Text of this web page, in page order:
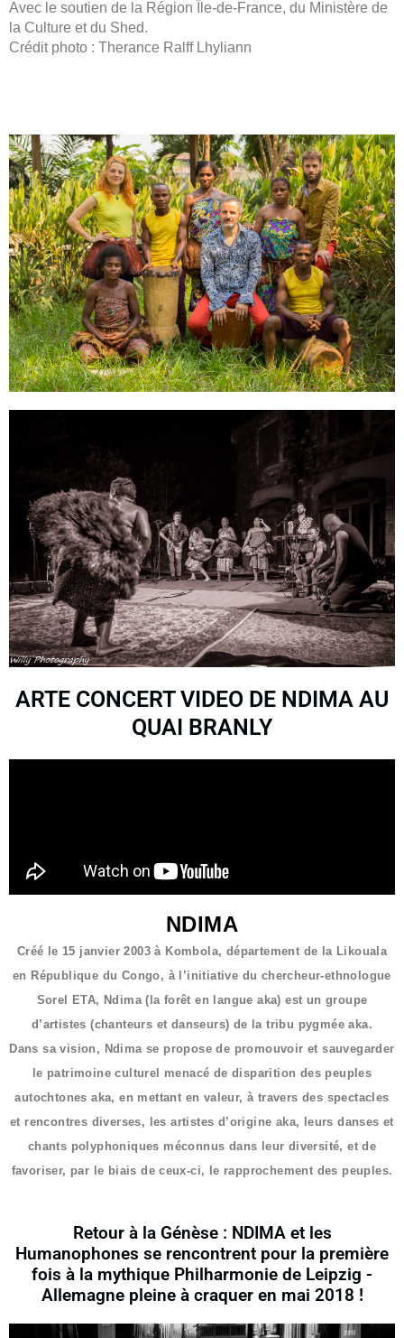
Avec le soutien de la Région Île-de-France, du Ministère de
la Culture et du Shed.
Crédit photo : Therance Ralff Lhyliann
ARTE CONCERT VIDEO DE NDIMA AU
QUAI BRANLY
NDIMA
Créé le 15 janvier 2003 à Kombola, département de la Likouala
en République du Congo, à l’initiative du chercheur-ethnologue
Sorel ETA, Ndima (la forêt en langue aka) est un groupe
d’artistes (chanteurs et danseurs) de la tribu pygmée aka.
Dans sa vision, Ndima se propose de promouvoir et sauvegarder
le patrimoine culturel menacé de disparition des peuples
autochtones aka, en mettant en valeur, à travers des spectacles
et rencontres diverses, les artistes d’origine aka, leurs danses et
chants polyphoniques méconnus dans leur diversité, et de
favoriser, par le biais de ceux-ci, le rapprochement des peuples.
Retour à la Génèse : NDIMA et les
Humanophones se rencontrent pour la première
fois à la mythique Philharmonie de Leipzig -
Allemagne pleine à craquer en mai 2018 !